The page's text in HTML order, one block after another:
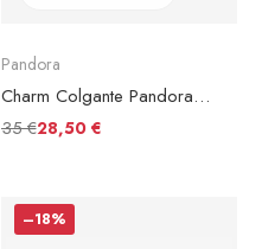
Pandora
Charm Colgante Pandora Mancuerna y Corazón
35 €28,50 €
–18%